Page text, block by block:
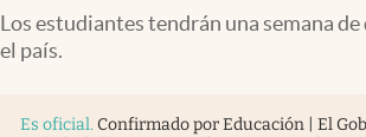
Infotechnology
Clase
Los estudiantes tendrán una semana
el país.
Es oficial. Confirmado por Educación | El